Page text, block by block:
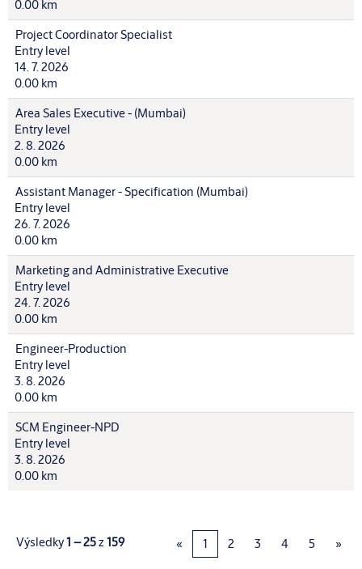
0.00 km
Project Coordinator Specialist
Entry level
14. 7. 2026
0.00 km
Area Sales Executive - (Mumbai)
Entry level
2. 8. 2026
0.00 km
Assistant Manager - Specification (Mumbai)
Entry level
26. 7. 2026
0.00 km
Marketing and Administrative Executive
Entry level
24. 7. 2026
0.00 km
Engineer-Production
Entry level
3. 8. 2026
0.00 km
SCM Engineer-NPD
Entry level
3. 8. 2026
0.00 km
Výsledky1 – 25z159 « 1 2 3 4 5 »